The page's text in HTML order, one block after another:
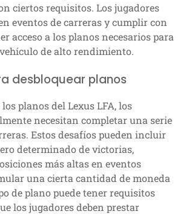
ciertos requisitos. Los jugadores
eventos de carreras y cumplir con
acceso a los planos necesarios para
de alto rendimiento.
desbloquear planos
planos del Lexus LFA, los
necesitan completar una serie
Estos desafíos pueden incluir
determinado de victorias,
más altas en eventos
una cierta cantidad de moneda
de plano puede tener requisitos
los jugadores deben prestar